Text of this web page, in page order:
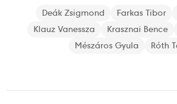
Deák Zsigmond Farkas Tibor
Klauz Vanessza
Krasznai Bence
Mészáros Gyula
Róth